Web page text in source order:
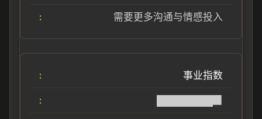
需要更多沟通与情感投入
事业指数